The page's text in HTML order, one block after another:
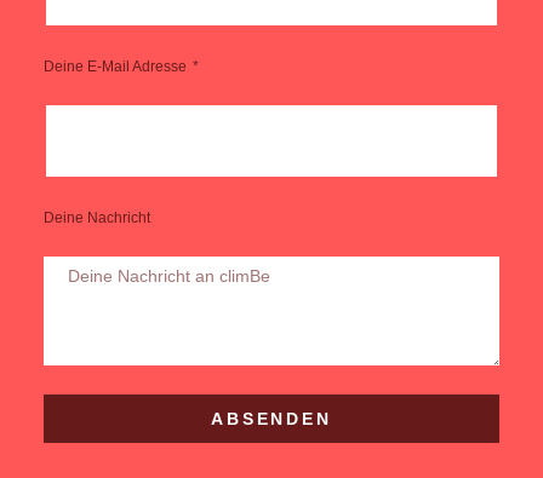
Deine E-Mail Adresse
Deine Nachricht
ABSENDEN